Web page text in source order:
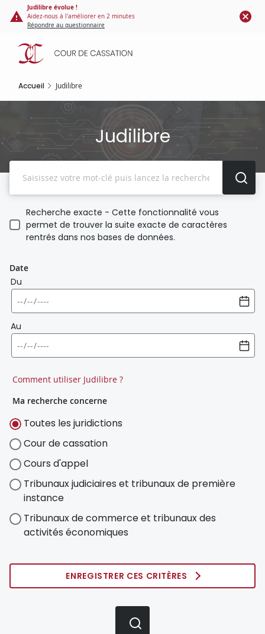
Panneau de gestion des cookies
contenu
principal
Judilibre évolue !
Aidez-nous à l'améliorer en 2 minutes
Répondre au questionnaire
Accueil Judilibre
Judilibre
Recherche exacte - Cette fonctionnalité vous
permet de trouver la suite exacte de caractères
rentrés dans nos bases de données.
Date
Du
Au
Comment utiliser Judilibre ?
Ma recherche concerne
Toutes les juridictions
Cour de cassation
Cours d'appel
Tribunaux judiciaires et tribunaux de première
instance
Tribunaux de commerce et tribunaux des
activités économiques
ENREGISTRER CES CRITÈRES